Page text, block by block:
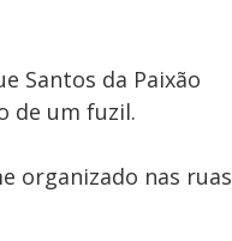
Santos da Paixão
de um fuzil.
organizado nas ruas